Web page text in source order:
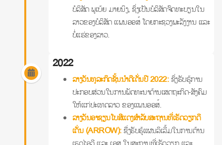
ບໍລິສັດ ພູເບ້ຍ ມາຍນິງ, ຊຶ່ງເປັນບໍລິສັດຈົດທະບຽນໃນ
ລາວຂອງບໍລິສັດ ແພນອອສ໌ ໂດຍກະຊວງພະລັງງານ ແລະ
ບໍ່ແຮ່ຂອງລາວ.
2022
ລາງວັນທຸລະກິດຊັ້ນນໍາດີເດັ່ນປີ 2022:ຊຶ່ງຮັບຮູ້ການ
ປະກອບສ່ວນໃນການພັດທະນາດ້ານເສດຖະກິດ-ສັງຄົມ
ໃຫ້ແກ່ປະເທດລາວ ຂອງແພນອອສ໌.
ລາງວັນອາຊຽນໂບສີແດງສໍາລັບສະຖານທີ່ເຮັດວຽກດີ
ເດັ່ນ (ARROW): ຊື່ງຮັບຮູ້ແຜນລິເລີ້ມໃນການຕ້ານ